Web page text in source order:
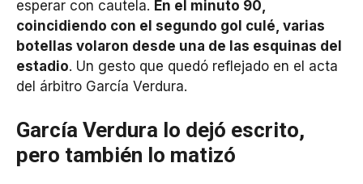
esperar con cautela. En el minuto 90,
coincidiendo con el segundo gol culé, varias
botellas volaron desde una de las esquinas del
estadio. Un gesto que quedó reflejado en el acta
del árbitro García Verdura.
García Verdura lo dejó escrito,
pero también lo matizó